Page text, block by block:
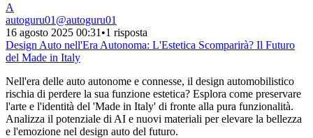
A
autoguru01 @autoguru01
16 agosto 2025 00:31 •1 risposta
Design Auto nell'Era Autonoma: L'Estetica Scomparirà? Il Futuro
del Made in Italy
Nell'era delle auto autonome e connesse, il design automobilistico
rischia di perdere la sua funzione estetica? Esplora come preservare
l'arte e l'identità del 'Made in Italy' di fronte alla pura funzionalità.
Analizza il potenziale di AI e nuovi materiali per elevare la bellezza
e l'emozione nel design auto del futuro.